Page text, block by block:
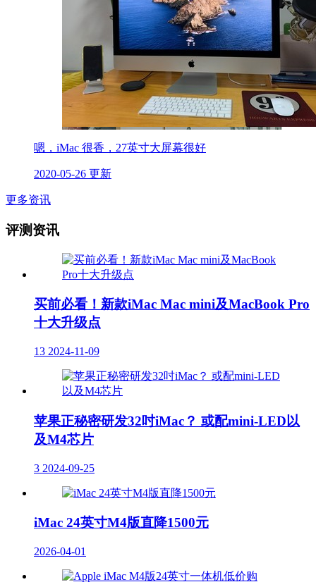
嗯，iMac 很香，27英寸大屏幕很好
2020-05-26 更新
更多资讯
评测资讯
买前必看！新款iMac Mac mini及MacBook Pro
十大升级点
13 2024-11-09
苹果正秘密研发32吋iMac？ 或配mini-LED以
及M4芯片
3 2024-09-25
iMac 24英寸M4版直降1500元
2026-04-01